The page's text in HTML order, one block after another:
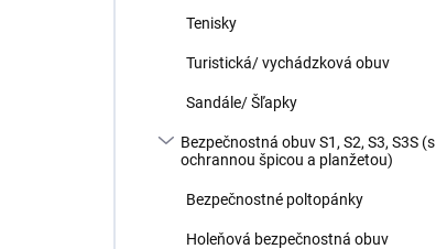
Tenisky
Turistická/ vychádzková obuv
Sandále/ Šľapky
Bezpečnostná obuv S1, S2, S3, S3S (s
ochrannou špicou a planžetou)
Bezpečnostné poltopánky
Holeňová bezpečnostná obuv